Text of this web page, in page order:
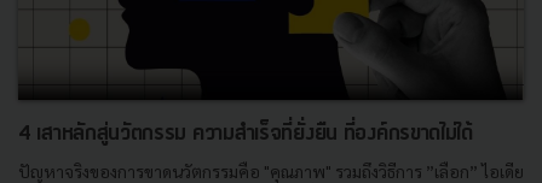
4 เสาหลักสู่นวัตกรรม ความสำเร็จที่ยั่งยืน ที่องค์กรขาดไม่ได้
ปัญหาจริงของการขาดนวัตกรรมคือ "คุณภาพ" รวมถึงวิธีการ ”เลือก” ไอเดีย